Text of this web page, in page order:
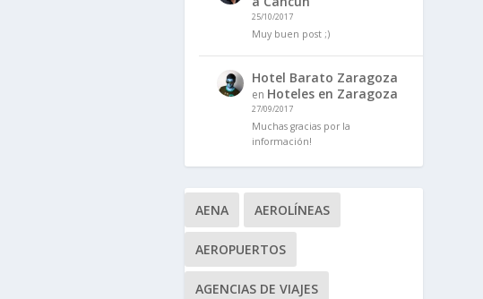
25/10/2017
Muy buen post ;)
Hotel Barato Zaragoza
en Hoteles en Zaragoza
27/09/2017
Muchas gracias por la
información!
AENA AEROLÍNEAS
AEROPUERTOS
AGENCIAS DE VIAJES